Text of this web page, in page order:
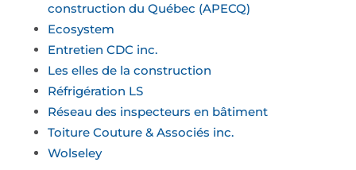
construction du Québec (APECQ)
Ecosystem
Entretien CDC inc.
Les elles de la construction
Réfrigération LS
Réseau des inspecteurs en bâtiment
Toiture Couture & Associés inc.
Wolseley